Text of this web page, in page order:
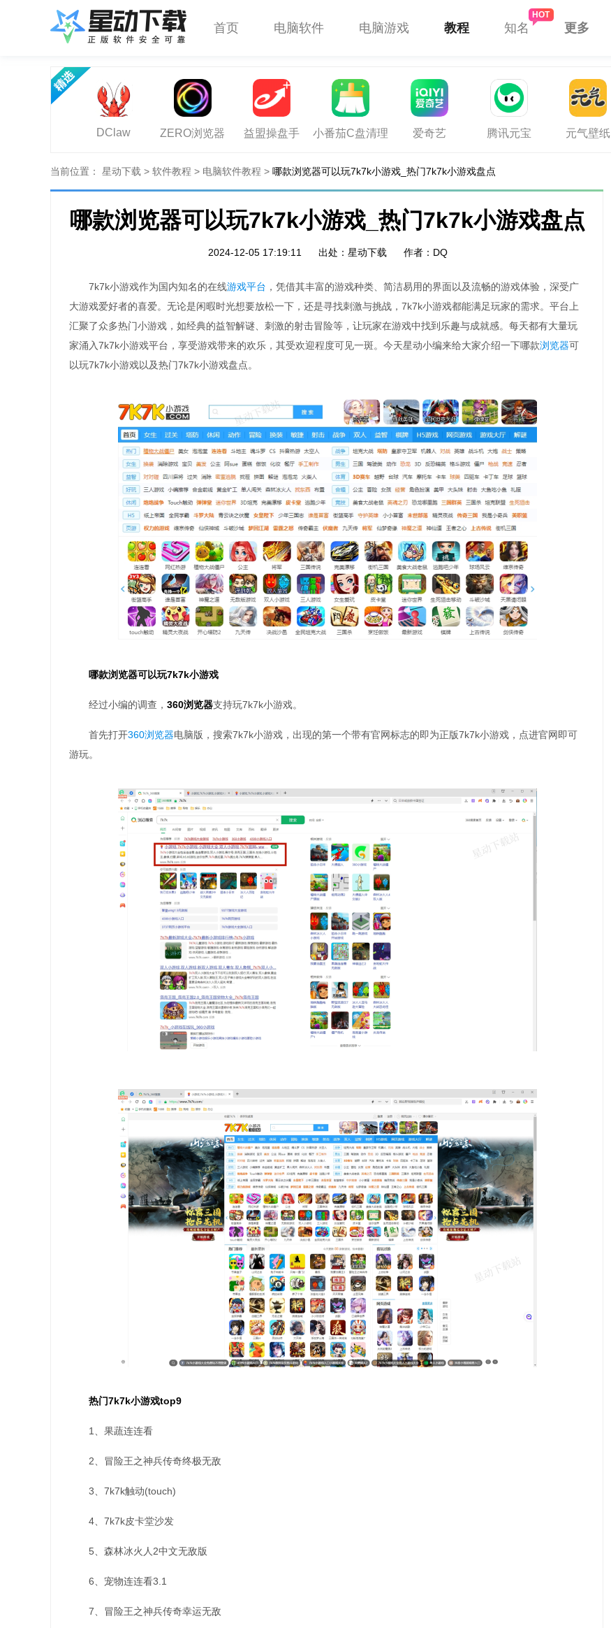
首页 电脑软件 电脑游戏 教程 知名 更多
DClaw ZERO浏览器 益盟操盘手 小番茄C盘清理 爱奇艺 腾讯元宝 元气壁纸
当前位置： 星动下载 > 软件教程 > 电脑软件教程 > 哪款浏览器可以玩7k7k小游戏_热门7k7k小游戏盘点
哪款浏览器可以玩7k7k小游戏_热门7k7k小游戏盘点
2024-12-05 17:19:11 出处：星动下载 作者：DQ
7k7k小游戏作为国内知名的在线游戏平台 ，凭借其丰富的游戏种类、简洁易用的界面以及流畅的游戏体验，深受广
大游戏爱好者的喜爱。无论是闲暇时光想要放松一下，还是寻找刺激与挑战，7k7k小游戏都能满足玩家的需求。平台上
汇聚了众多热门小游戏，如经典的益智解谜、刺激的射击冒险等，让玩家在游戏中找到乐趣与成就感。每天都有大量玩
家涌入7k7k小游戏平台，享受游戏带来的欢乐，其受欢迎程度可见一斑。今天星动小编来给大家介绍一下哪款浏览器可
以玩7k7k小游戏以及热门7k7k小游戏盘点。
哪款浏览器可以玩7k7k小游戏
经过小编的调查， 360浏览器支持玩7k7k小游戏。
首先打开360浏览器电脑版，搜索7k7k小游戏，出现的第一个带有官网标志的即为正版7k7k小游戏，点进官网即可
游玩。
热门7k7k小游戏top9
1、果蔬连连看
2、冒险王之神兵传奇终极无敌
3、7k7k触动(touch)
4、7k7k皮卡堂沙发
5、森林冰火人2中文无敌版
6、宠物连连看3.1
7、冒险王之神兵传奇幸运无敌